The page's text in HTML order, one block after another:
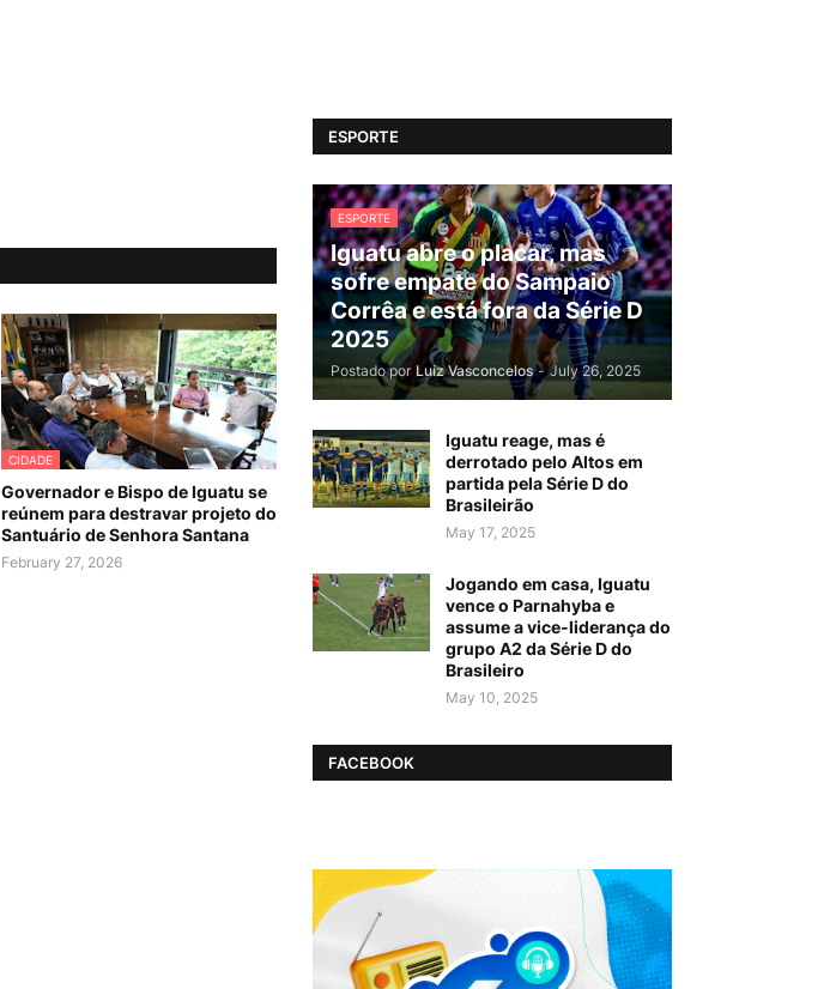
CIDADE
Governador e Bispo de Iguatu se
reúnem para destravar projeto do
Santuário de Senhora Santana
February 27, 2026
ESPORTE
ESPORTE
Iguatu abre o placar, mas
sofre empate do Sampaio
Corrêa e está fora da Série D
2025
Postado por Luiz Vasconcelos - July 26, 2025
Iguatu reage, mas é
derrotado pelo Altos em
partida pela Série D do
Brasileirão
May 17, 2025
Jogando em casa, Iguatu
vence o Parnahyba e
assume a vice-liderança do
grupo A2 da Série D do
Brasileiro
May 10, 2025
FACEBOOK